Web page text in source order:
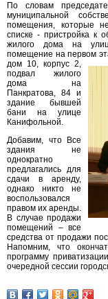
По словам
муниципальной
помещения, которые
списке - пристройка к
жилого дома на
помещение на первом
дом 10, корпус 2,
подвал жилого
дома на
Панкратова, 84 и
здание бывшей
бани на улице
Канифольной.
Добавим, что Все
здания не
однократно
предлагались для
сдачи в аренду,
однако никто не
воспользовался
правом их аренды.
В случае продажи
помещений – все
средства от продажи
Напомним, что
программу
очередной сессии